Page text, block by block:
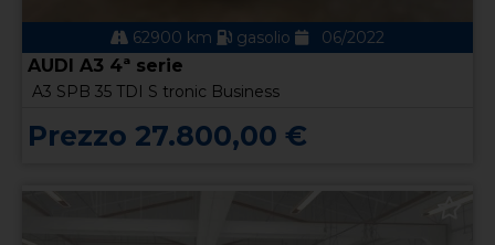
62900 km gasolio 06/2022
AUDI A3 4ª serie
A3 SPB 35 TDI S tronic Business
Prezzo 27.800,00 €